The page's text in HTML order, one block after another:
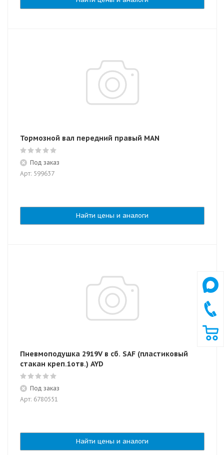
Тормозной вал передний правый MAN
Под заказ
Арт: 599637
Найти цены и аналоги
Пневмоподушка 2919V в сб. SAF (пластиковый
стакан креп.1отв.) AYD
Под заказ
Арт: 6780551
Найти цены и аналоги